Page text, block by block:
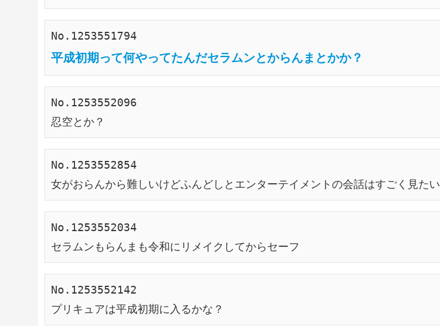
No.1253551794
平成初期って何やってたんだセラムンとからんまとかか？
No.1253552096
忍空とか？
No.1253552854
女がおらんから難しいけどふんどしとエンターテイメントの会話はすごく見たい
No.1253552034
セラムンもらんまも令和にリメイクしてからセーフ
No.1253552142
プリキュアは平成初期に入るかな？